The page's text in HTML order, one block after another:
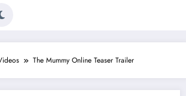
The Mummy Online Teaser Trailer